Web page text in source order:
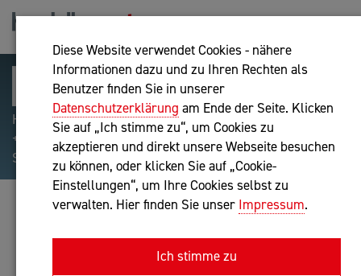
Diese Website verwendet Cookies - nähere
Informationen dazu und zu Ihren Rechten als
Benutzer finden Sie in unserer
Datenschutzerklärung am Ende der Seite. Klicken
Sie auf „Ich stimme zu“, um Cookies zu
akzeptieren und direkt unsere Webseite besuchen
zu können, oder klicken Sie auf „Cookie-
Einstellungen“, um Ihre Cookies selbst zu
verwalten. Hier finden Sie unser Impressum.
Ich stimme zu
Hilfreiche Suchparameter: Begriff einschließen:
+webshop, Begriff ausschließen: -webshop, Exakter
Suchbegriff: "internet of things"
MARIJANA MALIN
Bilanzbuchhaltung nach BibuG